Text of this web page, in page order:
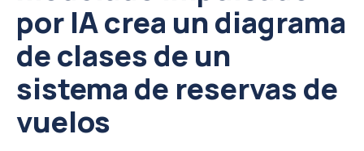
por IA crea un diagrama
de clases de un
sistema de reservas de
vuelos